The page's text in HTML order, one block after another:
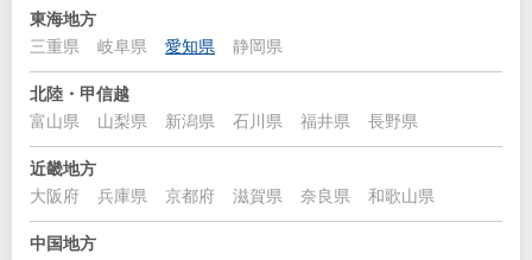
東海地方
三重県
岐阜県 愛知県 静岡県
北陸・甲信越
富山県
山梨県 新潟県 石川県 福井県 長野県
近畿地方
大阪府
兵庫県 京都府 滋賀県 奈良県 和歌山県
中国地方